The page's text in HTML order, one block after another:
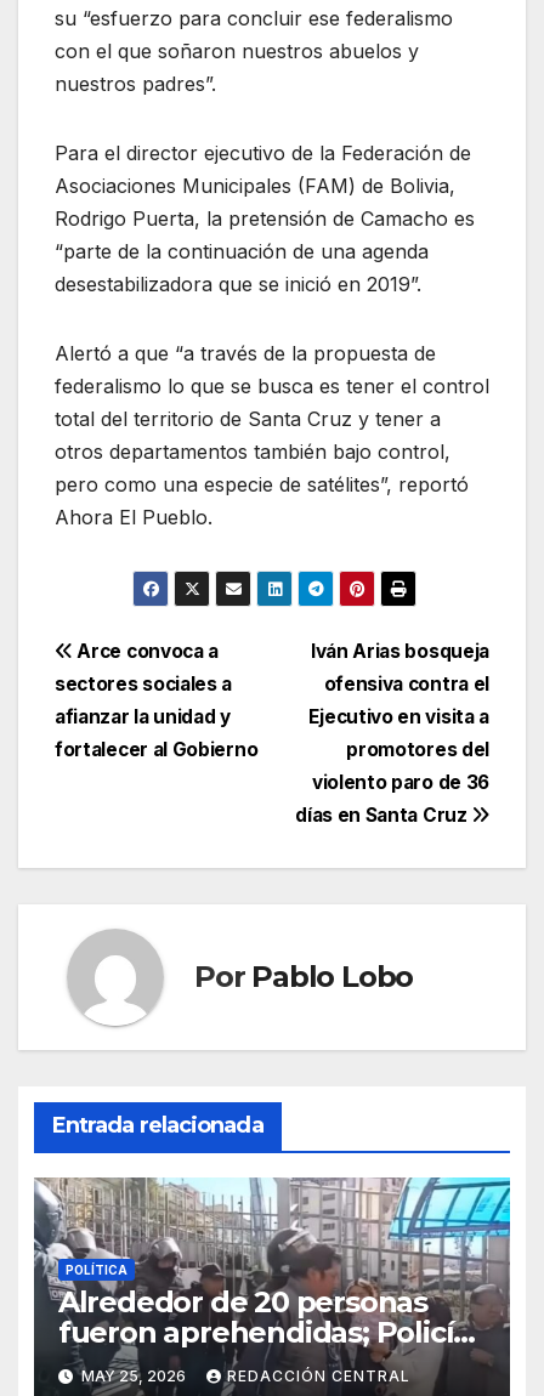
su “esfuerzo para concluir ese federalismo
con el que soñaron nuestros abuelos y
nuestros padres”.
Para el director ejecutivo de la Federación de
Asociaciones Municipales (FAM) de Bolivia,
Rodrigo Puerta, la pretensión de Camacho es
“parte de la continuación de una agenda
desestabilizadora que se inició en 2019”.
Alertó a que “a través de la propuesta de
federalismo lo que se busca es tener el control
total del territorio de Santa Cruz y tener a
otros departamentos también bajo control,
pero como una especie de satélites”, reportó
Ahora El Pueblo.
Navegación
de
entradas
Iván Arias bosqueja
ofensiva contra el
Ejecutivo en visita a
promotores del
violento paro de 36
días en Santa Cruz
Arce convoca a
sectores sociales a
afianzar la unidad y
fortalecer al Gobierno
Por Pablo Lobo
Entrada relacionada
POLÍTICA
Alrededor de 20 personas
fueron aprehendidas; Policía
gasifica e impide ingreso de
MAY 25, 2026 REDACCIÓN CENTRAL